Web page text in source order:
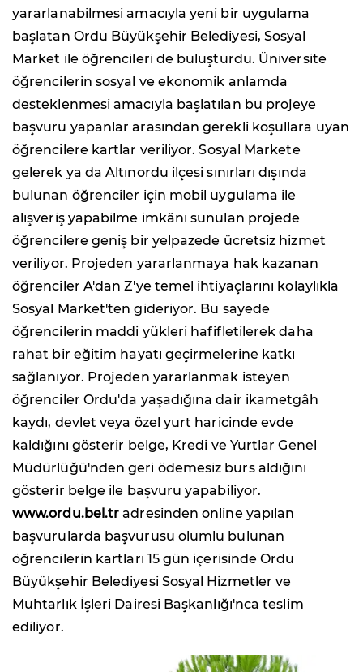
yararlanabilmesi amacıyla yeni bir uygulama
başlatan Ordu Büyükşehir Belediyesi, Sosyal
Market ile öğrencileri de buluşturdu. Üniversite
öğrencilerin sosyal ve ekonomik anlamda
desteklenmesi amacıyla başlatılan bu projeye
başvuru yapanlar arasından gerekli koşullara uyan
öğrencilere kartlar veriliyor. Sosyal Markete
gelerek ya da Altınordu ilçesi sınırları dışında
bulunan öğrenciler için mobil uygulama ile
alışveriş yapabilme imkânı sunulan projede
öğrencilere geniş bir yelpazede ücretsiz hizmet
veriliyor. Projeden yararlanmaya hak kazanan
öğrenciler A'dan Z'ye temel ihtiyaçlarını kolaylıkla
Sosyal Market'ten gideriyor. Bu sayede
öğrencilerin maddi yükleri hafifletilerek daha
rahat bir eğitim hayatı geçirmelerine katkı
sağlanıyor. Projeden yararlanmak isteyen
öğrenciler Ordu'da yaşadığına dair ikametgâh
kaydı, devlet veya özel yurt haricinde evde
kaldığını gösterir belge, Kredi ve Yurtlar Genel
Müdürlüğü'nden geri ödemesiz burs aldığını
gösterir belge ile başvuru yapabiliyor.
www.ordu.bel.tr adresinden online yapılan
başvurularda başvurusu olumlu bulunan
öğrencilerin kartları 15 gün içerisinde Ordu
Büyükşehir Belediyesi Sosyal Hizmetler ve
Muhtarlık İşleri Dairesi Başkanlığı'nca teslim
ediliyor.